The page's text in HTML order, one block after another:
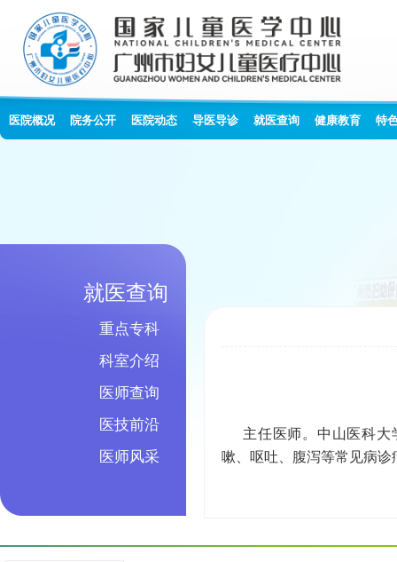
医院概况 院务公开 医院动态 导医导诊 就医查询 健康教育 特
就医查询
重点专科
科室介绍
医师查询
医技前沿
医师风采
主任医师。中山医科
嗽、呕吐、腹泻等常见病